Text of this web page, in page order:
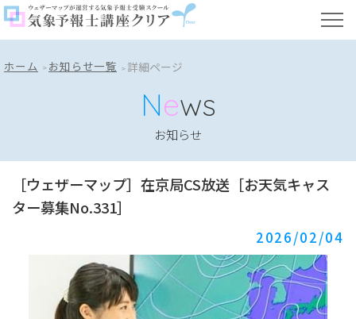
ホーム お知らせ一覧 詳細ページ
News
お知らせ
［ウェザーマップ］在京局CS放送［お天気キャス
ター募集No.331］
2026/02/04